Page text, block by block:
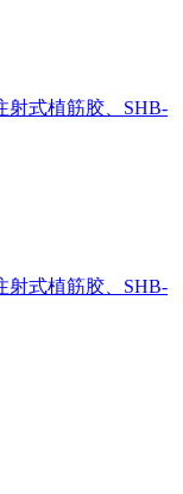
射式植筋胶、SHB-
射式植筋胶、SHB-